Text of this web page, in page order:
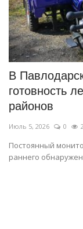
В
готовность
районов
Июль 5, 2026 0
Постоянный
раннего